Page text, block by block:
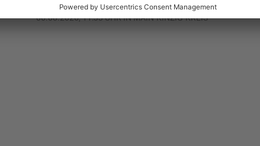
06.08.2026, 11:33 UHR IN MAIN-KINZIG-KREIS